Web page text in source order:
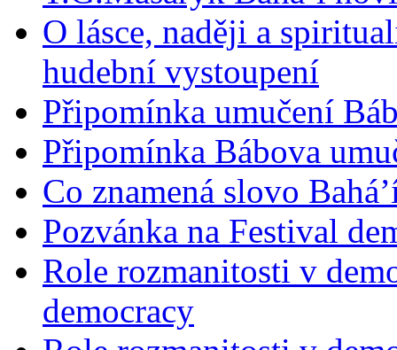
O lásce, naději a
hudební vystoupení
Připomínka umučení
Připomínka Bábova
Co znamená slovo
Pozvánka na Festival
Role rozmanitosti v
democracy